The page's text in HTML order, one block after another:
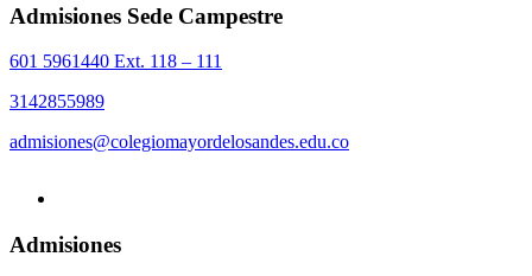
Admisiones Sede Campestre
601 5961440 Ext. 118 – 111
3142855989
admisiones@colegiomayordelosandes.edu.co
Admisiones